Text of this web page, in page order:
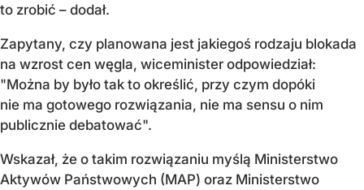
to zrobić – dodał.
Zapytany, czy planowana jest jakiegoś rodzaju blokada
na wzrost cen węgla, wiceminister odpowiedział:
"Można by było tak to określić, przy czym dopóki
nie ma gotowego rozwiązania, nie ma sensu o nim
publicznie debatować".
Wskazał, że o takim rozwiązaniu myślą Ministerstwo
Aktywów Państwowych (MAP) oraz Ministerstwo